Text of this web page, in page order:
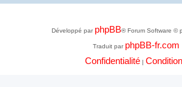
Développé par phpBB® Forum Software ©
Traduit par phpBB-fr.com
Confidentialité|